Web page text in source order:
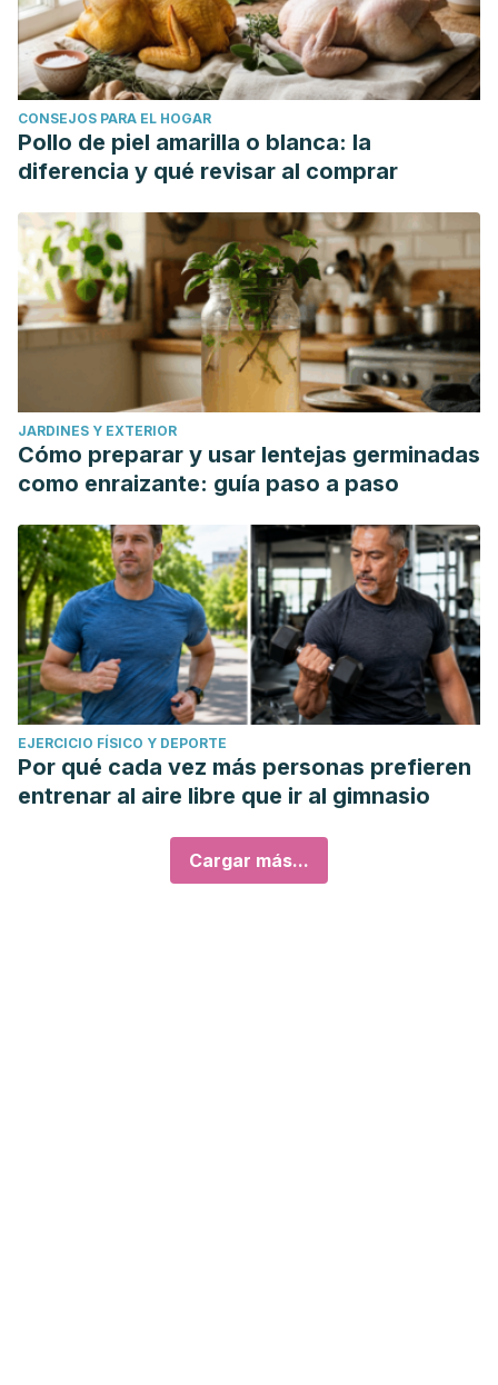
CONSEJOS PARA EL HOGAR
Pollo de piel amarilla o blanca: la
diferencia y qué revisar al comprar
JARDINES Y EXTERIOR
Cómo preparar y usar lentejas germinadas
como enraizante: guía paso a paso
EJERCICIO FÍSICO Y DEPORTE
Por qué cada vez más personas prefieren
entrenar al aire libre que ir al gimnasio
Cargar más...